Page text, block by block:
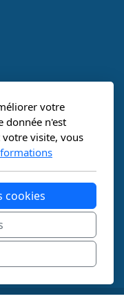
votre
donnée n'est
visite, vous
cookies